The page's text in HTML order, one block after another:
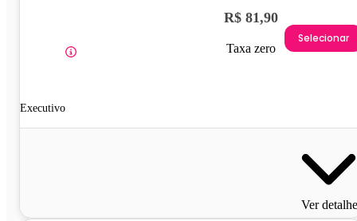
Executivo
R$ 81,90
Taxa zero
Selecionar
Ver